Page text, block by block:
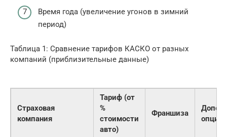
Время года (увеличение угонов в зимний
период)
Таблица 1: Сравнение тарифов КАСКО от разных
компаний (приблизительные данные)
Страховая
компания
Тариф (от
%
стоимости
авто)
Франшиза
опции